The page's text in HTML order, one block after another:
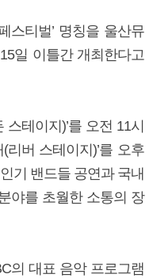
스티벌’ 명칭을 울산뮤
일 이틀간 개최한다고
테이지)’를 오전 11시
리버 스테이지)’를 오후
기 밴드들 공연과 국내
야를 초월한 소통의 장
의 대표 음악 프로그램